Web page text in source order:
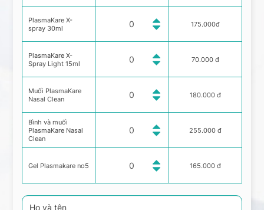
PlasmaKare X-
spray 30ml
PlasmaKare X-
Spray Light 15ml
Muối PlasmaKare
Nasal Clean
Bình và muối
PlasmaKare Nasal
Clean
Gel Plasmakare no5
175.000đ
70.000 đ
180.000 đ
255.000 đ
165.000 đ